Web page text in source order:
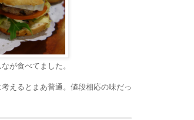
が食べてました。
えるとまあ普通。値段相応の味だっ